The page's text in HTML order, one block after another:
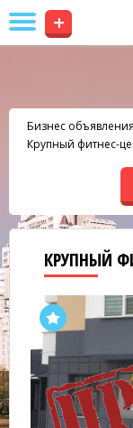
+
Бизнес объявления
Крупный фитнес-
КРУПНЫЙ